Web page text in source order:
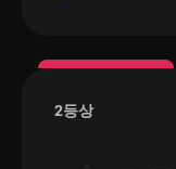
2등상